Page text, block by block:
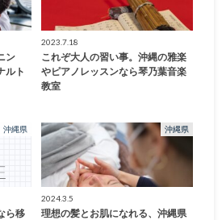
ン
ルト
2023.7.18
これぞ大人の習い事。沖縄の雅楽
やピアノレッスンなら琴乃葉音楽
教室
沖縄県
ら移
沖縄県
2024.3.5
理想の髪とお肌になれる、沖縄県